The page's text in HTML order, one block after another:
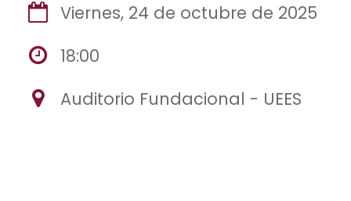
Viernes, 24 de octubre de 2025
18:00
Auditorio Fundacional - UEES